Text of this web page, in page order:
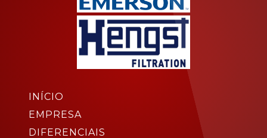
INÍCIO
EMPRESA
DIFERENCIAIS